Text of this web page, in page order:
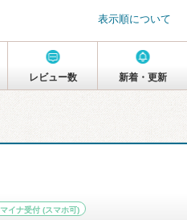
表示順について
レビュー数 新着・更新
マイナ受付 (スマホ可)